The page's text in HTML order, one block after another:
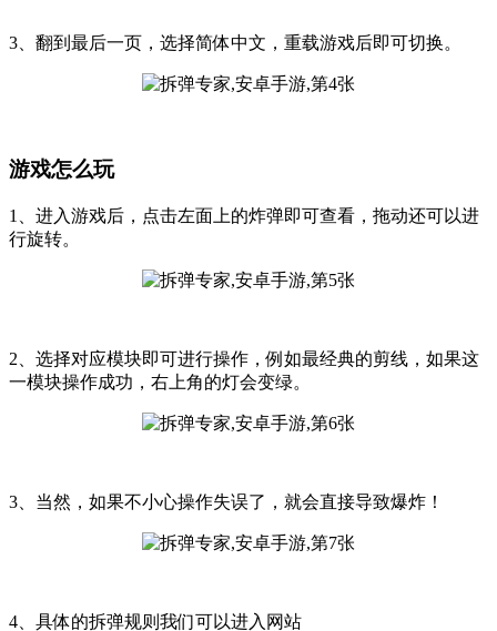
3、翻到最后一页，选择简体中文，重载游戏后即可切换。
游戏怎么玩
1、进入游戏后，点击左面上的炸弹即可查看，拖动还可以进
行旋转。
2、选择对应模块即可进行操作，例如最经典的剪线，如果这
一模块操作成功，右上角的灯会变绿。
3、当然，如果不小心操作失误了，就会直接导致爆炸！
4、具体的拆弹规则我们可以进入网站